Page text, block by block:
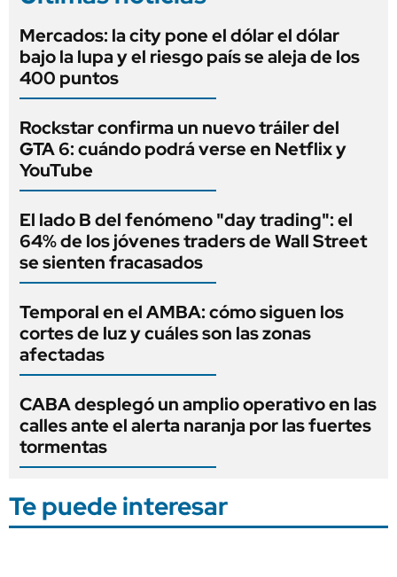
Mercados: la city pone el dólar el dólar
bajo la lupa y el riesgo país se aleja de los
400 puntos
Rockstar confirma un nuevo tráiler del
GTA 6: cuándo podrá verse en Netflix y
YouTube
El lado B del fenómeno "day trading": el
64% de los jóvenes traders de Wall Street
se sienten fracasados
Temporal en el AMBA: cómo siguen los
cortes de luz y cuáles son las zonas
afectadas
CABA desplegó un amplio operativo en las
calles ante el alerta naranja por las fuertes
tormentas
Te puede interesar